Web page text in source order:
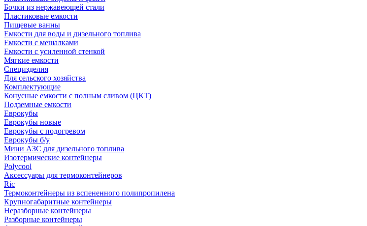
Бочки из нержавеющей стали
Пластиковые емкости
Пищевые ванны
Емкости для воды и дизельного топлива
Емкости с мешалками
Емкости с усиленной стенкой
Мягкие емкости
Специзделия
Для сельского хозяйства
Комплектующие
Конусные емкости с полным сливом (ЦКТ)
Подземные емкости
Еврокубы
Еврокубы новые
Еврокубы с подогревом
Еврокубы б/у
Мини АЗС для дизельного топлива
Изотермические контейнеры
Polycool
Аксессуары для термоконтейнеров
Ric
Термоконтейнеры из вспененного полипропилена
Крупногабаритные контейнеры
Неразборные контейнеры
Разборные контейнеры